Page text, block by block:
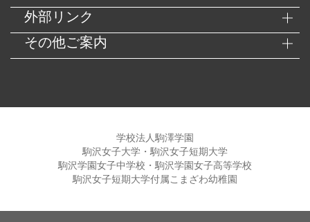
外部リンク
その他ご案内
学校法人駒澤学園
駒沢女子大学・駒沢女子短期大学
駒沢学園女子中学校・駒沢学園女子高等学校
駒沢女子短期大学付属こまざわ幼稚園